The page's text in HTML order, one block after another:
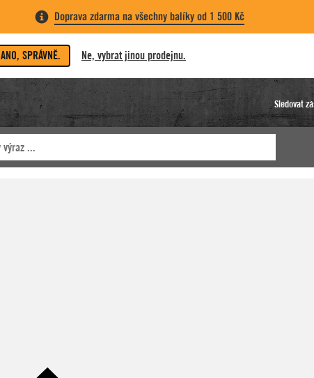
Doprava zdarma na všechny balíky od 1 500 Kč
ANO, SPRÁVNĚ. Ne, vybrat jinou prodejnu.
Sledovat